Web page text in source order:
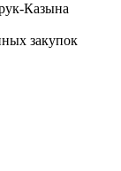
Казына
закупок